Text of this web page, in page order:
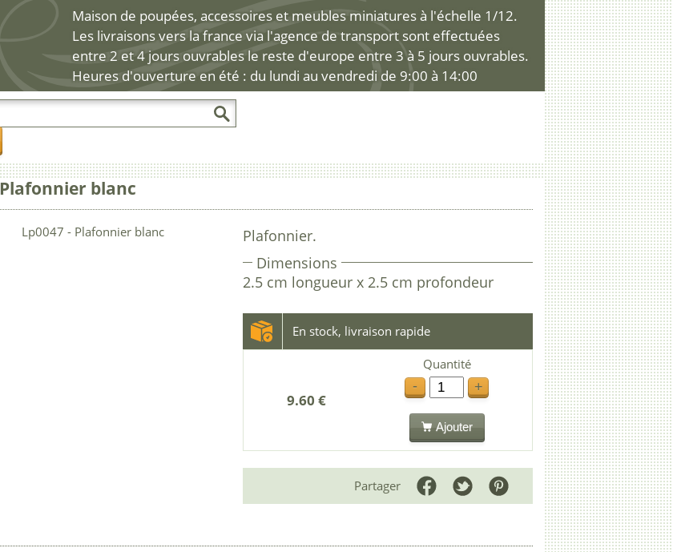
Maison de poupées, accessoires et meubles miniatures à l'échelle 1/12.
Les livraisons vers la france via l'agence de transport sont effectuées
entre 2 et 4 jours ouvrables le reste d'europe entre 3 à 5 jours ouvrables.
Heures d'ouverture en été : du lundi au vendredi de 9:00 à 14:00
Plafonnier blanc
Plafonnier.
Dimensions
2.5 cm longueur x 2.5 cm profondeur
En stock, livraison rapide
9.60 €
Quantité
-
+
Ajouter
Partager